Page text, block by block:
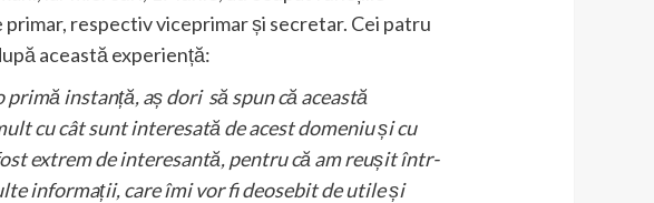
respectiv viceprimar și secretar. Cei patru
această experiență:
primă instanță, aș dori să spun că această
cu cât sunt interesată de acest domeniu și cu
extrem de interesantă, pentru că am reușit într-
informații, care îmi vor fi deosebit de utile și